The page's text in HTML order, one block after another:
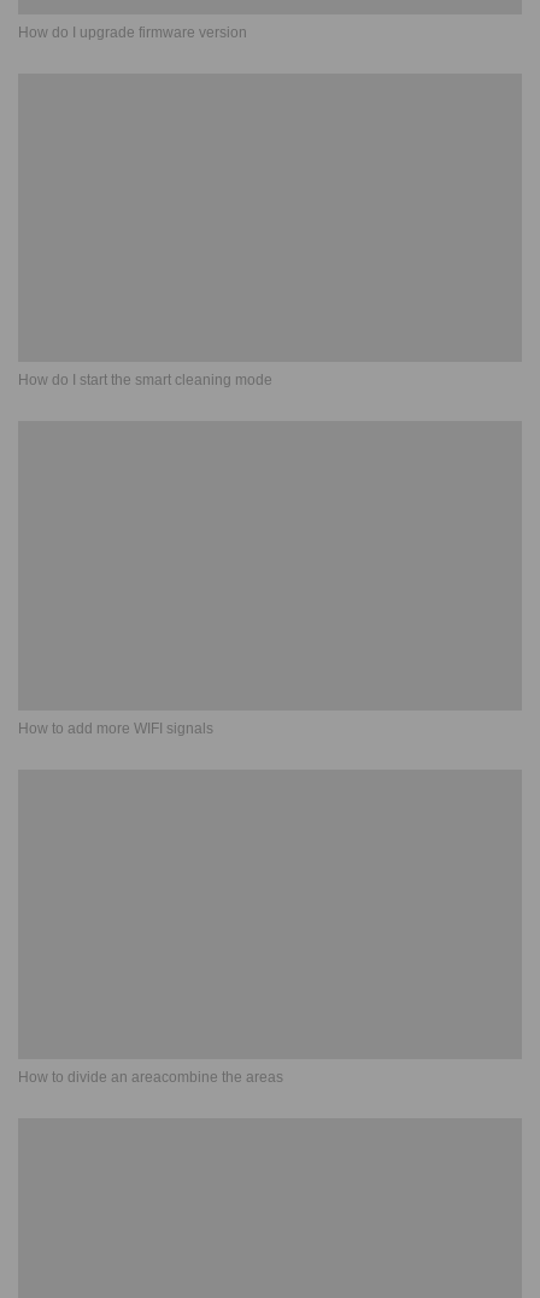
How do I upgrade firmware version
How do I start the smart cleaning mode
How to add more WIFI signals
How to divide an areacombine the areas